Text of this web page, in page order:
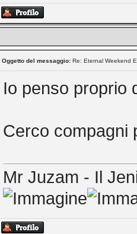
Oggetto del messaggio: Re: Eternal Weekend
Io penso proprio
Cerco compagni
Mr Juzam - Il